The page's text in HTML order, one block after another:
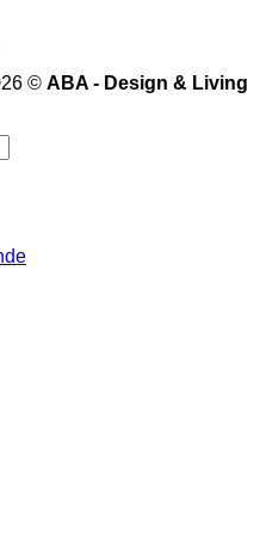
© ABA - Design & Living